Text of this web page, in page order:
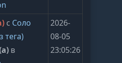
с Соло
тега)
в
2026-
08-05
23:05:26